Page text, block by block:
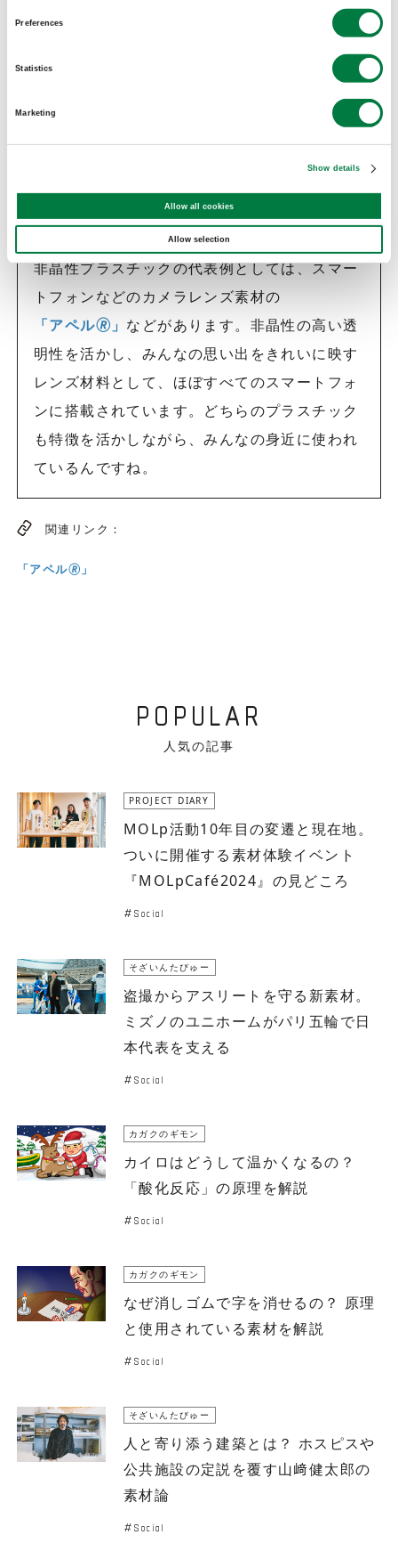
Preferences
Statistics
Marketing
Show details
Allow all cookies
Allow selection
が、結晶をつくるプラスチックは硬くて強いイ
メージで、一方の非晶性のプラスチックは透明
性が高いものが多いイメージです。たとえば、
結晶性プラスチックであるPETを原料としたペ
ットボトルは、溶けた樹脂を急速に固めて結晶
の硬さと強さを活かしながら、中身がくっきり
見える透明性をバランスさせているんですね。
非晶性プラスチックの代表例としては、スマー
トフォンなどのカメラレンズ素材の
「アペル🄬」 などがあります。非晶性の高い透
明性を活かし、みんなの思い出をきれいに映す
レンズ材料として、ほぼすべてのスマートフォ
ンに搭載されています。どちらのプラスチック
も特徴を活かしながら、みんなの身近に使われ
ているんですね。
関連リンク：
「アペル🄬」
POPULAR
人気の記事
PROJECT DIARY
MOLp活動10年目の変遷と現在地。
ついに開催する素材体験イベント
『MOLpCafé2024』の見どころ
Social
そざいんたびゅー
盗撮からアスリートを守る新素材。
ミズノのユニホームがパリ五輪で日
本代表を支える
Social
カガクのギモン
カイロはどうして温かくなるの？
「酸化反応」の原理を解説
Social
カガクのギモン
なぜ消しゴムで字を消せるの？ 原理
と使用されている素材を解説
Social
そざいんたびゅー
人と寄り添う建築とは？ ホスピスや
公共施設の定説を覆す山﨑健太郎の
素材論
Social